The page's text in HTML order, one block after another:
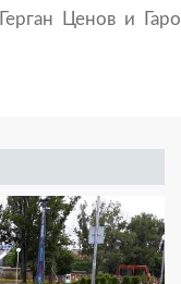
Ценов и Гаро